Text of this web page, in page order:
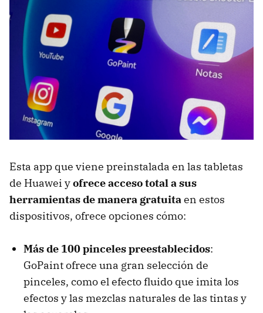
Esta app que viene preinstalada en las tabletas
de Huawei yofrece acceso total a sus
herramientas de manera gratuitaen estos
dispositivos, ofrece opciones cómo:
Más de 100 pinceles preestablecidos:
GoPaint ofrece una gran selección de
pinceles, como el efecto fluido que imita los
efectos y las mezclas naturales de las tintas y